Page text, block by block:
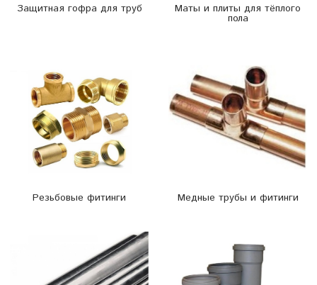
Защитная гофра для труб Маты и плиты для тёплого
пола
Резьбовые фитинги Медные трубы и фитинги